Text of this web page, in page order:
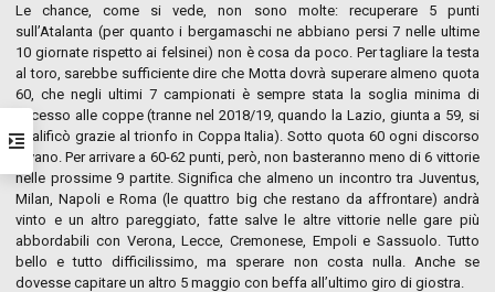
Le chance, come si vede, non sono molte: recuperare 5 punti
sull’Atalanta (per quanto i bergamaschi ne abbiano persi 7 nelle ultime
10 giornate rispetto ai felsinei) non è cosa da poco. Per tagliare la testa
al toro, sarebbe sufficiente dire che Motta dovrà superare almeno quota
60, che negli ultimi 7 campionati è sempre stata la soglia minima di
accesso alle coppe (tranne nel 2018/19, quando la Lazio, giunta a 59, si
qualificò grazie al trionfo in Coppa Italia). Sotto quota 60 ogni discorso
è vano. Per arrivare a 60-62 punti, però, non basteranno meno di 6 vittorie
nelle prossime 9 partite. Significa che almeno un incontro tra Juventus,
Milan, Napoli e Roma (le quattro big che restano da affrontare) andrà
vinto e un altro pareggiato, fatte salve le altre vittorie nelle gare più
abbordabili con Verona, Lecce, Cremonese, Empoli e Sassuolo. Tutto
bello e tutto difficilissimo, ma sperare non costa nulla. Anche se
dovesse capitare un altro 5 maggio con beffa all’ultimo giro di giostra.